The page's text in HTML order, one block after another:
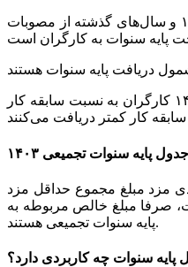
طبق تبصره ماده ۴۱ قانون کار کارفرمایان مکلف هستند به تمام کارگران مزدی برابر یا بالاتر از حداقل مزد تعیین شده در بخشنامه مزد را پرداخت کنند. پایه سنوات سال ۱۴۰۲ و سال‌های گذشته از مصوبات
کارگران با سابقه کار بیش از ۳ سال نیز مشمول دریافت پایه سنوات سال‌های گذشته همراه با افزایشات مزدی و پایه سنوات سال جاری هستند. بنابراین مبلغ پایه سنوات ۱۴۰۳ کارگران به نسبت سابقه کار
جدول پایه سنوات تجمیعی ۱۴۰۳
مزد مبلغ مجموع حداقل مزد
صرفا مبلغ خالص مربوطه به
پایه سنوات تجمیعی هستند.
پایه سنوات چه کاربردی دارد؟